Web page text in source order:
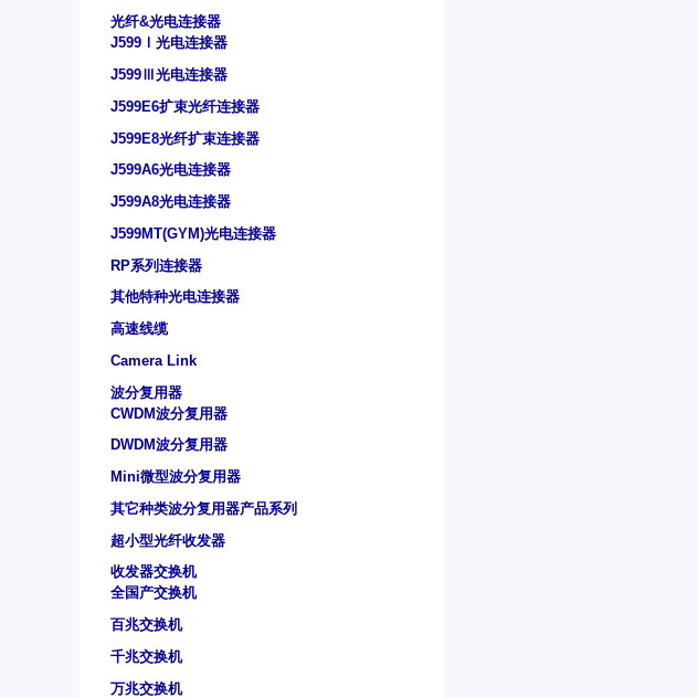
光纤&光电连接器
J599Ⅰ光电连接器
J599Ⅲ光电连接器
J599E6扩束光纤连接器
J599E8光纤扩束连接器
J599A6光电连接器
J599A8光电连接器
J599MT(GYM)光电连接器
RP系列连接器
其他特种光电连接器
高速线缆
Camera Link
波分复用器
CWDM波分复用器
DWDM波分复用器
Mini微型波分复用器
其它种类波分复用器产品系列
超小型光纤收发器
收发器交换机
全国产交换机
百兆交换机
千兆交换机
万兆交换机